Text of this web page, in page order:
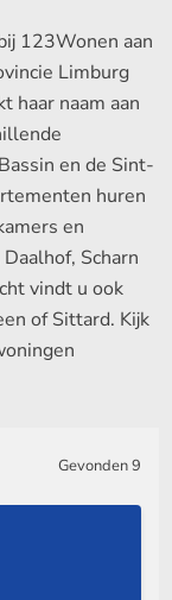
123Wonen aan
Limburg
haar naam aan
en de Sint-
huren
en
Scharn
vindt u ook
of Sittard. Kijk
Gevonden9